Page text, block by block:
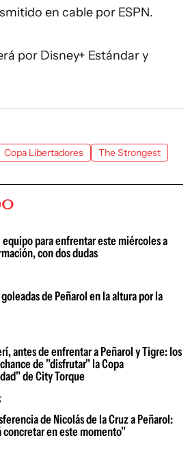
en cable por ESPN.
por Disney+ Estándar y
Copa Libertadores The Strongest
para enfrentar este miércoles a
con dos dudas
de Peñarol en la altura por la
antes de enfrentar a Peñarol y Tigre: los
de "disfrutar" la Copa
de City Torque
de Nicolás de la Cruz a Peñarol:
concretar en este momento"